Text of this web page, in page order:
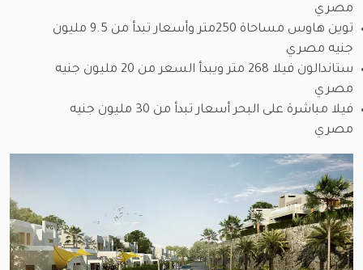
مصري
توين هاوس مساحاة 250متر وأسعار تبدأ من 9.5 مليون
جنيه مصري
ستاندالون فيلا 268 متر ويبدأ السعر من 20 مليون جنيه
مصري
فيلا مباشرة على البحر أسعار تبدأ من 30 مليون جنيه
مصري